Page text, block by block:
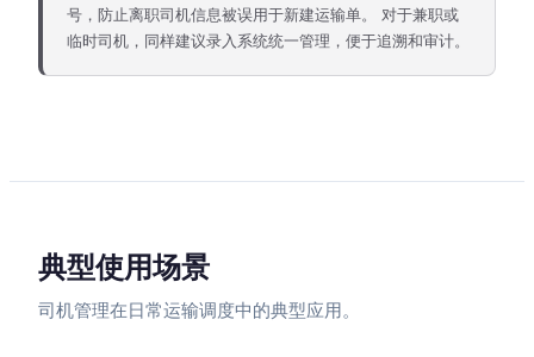
号，防止离职司机信息被误用于新建运输单。 对于兼职或
临时司机，同样建议录入系统统一管理，便于追溯和审计。
典型使用场景
司机管理在日常运输调度中的典型应用。